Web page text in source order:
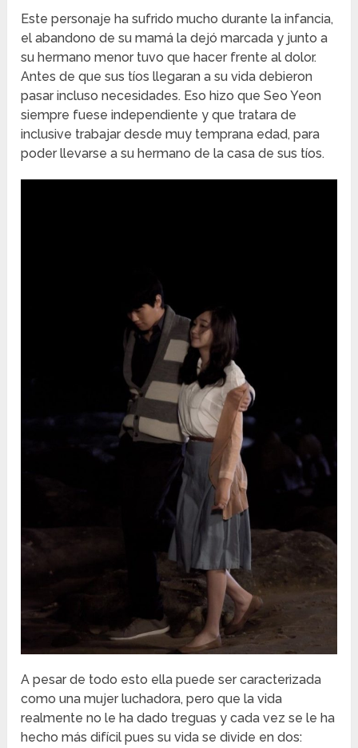
Este personaje ha sufrido mucho durante la infancia,
el abandono de su mamá la dejó marcada y junto a
su hermano menor tuvo que hacer frente al dolor.
Antes de que sus tíos llegaran a su vida debieron
pasar incluso necesidades. Eso hizo que Seo Yeon
siempre fuese independiente y que tratara de
inclusive trabajar desde muy temprana edad, para
poder llevarse a su hermano de la casa de sus tíos.
A pesar de todo esto ella puede ser caracterizada
como una mujer luchadora, pero que la vida
realmente no le ha dado treguas y cada vez se le ha
hecho más difícil pues su vida se divide en dos: